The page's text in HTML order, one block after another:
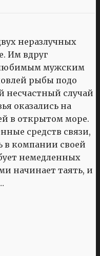
неразлучных
Им вдруг
любимым мужским
рыбы подо
несчастный случай
оказались на
в открытом море.
средств связи,
компании своей
немедленных
начинает таять, и